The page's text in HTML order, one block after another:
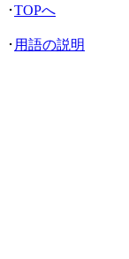
･TOPへ
･ 用語の説明